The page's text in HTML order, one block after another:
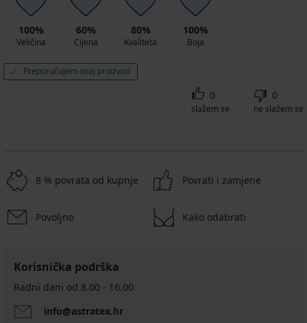
100%
Veličina
60%
Cijena
80%
Kvaliteta
100%
Boja
Preporučujem ovaj proizvod
0
slažem se
0
ne slažem se
8 % povrata od kupnje Povrati i zamjene
Povoljno Kako odabrati
Korisnička podrška
Radni dani od 8.00 - 16.00
info@astratex.hr